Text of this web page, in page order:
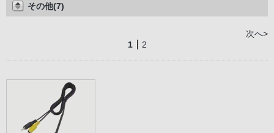
その他(7)
次へ>
1
2